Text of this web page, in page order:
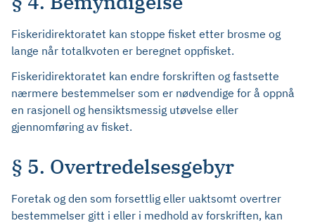
Fiskeridirektoratet kan stoppe fisket etter brosme og
lange når totalkvoten er beregnet oppfisket.
Fiskeridirektoratet kan endre forskriften og fastsette
nærmere bestemmelser som er nødvendige for å oppnå
en rasjonell og hensiktsmessig utøvelse eller
gjennomføring av fisket.
§ 5. Overtredelsesgebyr
Foretak og den som forsettlig eller uaktsomt overtrer
bestemmelser gitt i eller i medhold av forskriften, kan